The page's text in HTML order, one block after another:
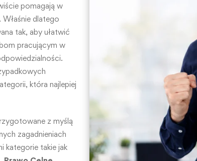
pomagają w
dlatego
tak, aby ułatwić
pracującym w
która najlepiej
z myślą
zagadnieniach
kategorie takie jak